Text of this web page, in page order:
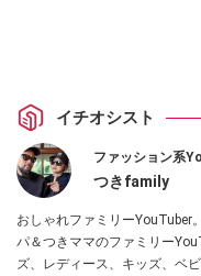
イチオシスト
ファッション系
つきfamily
おしゃれファミリーYouTuber。 2歳のキュートなつき局長と、つきパ
パ＆つきママのファミリー
ズ、レディース、キッズ、ベ